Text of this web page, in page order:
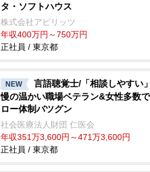
タ・ソフトハウス
株式会社アピリッツ
年収400万円～750万円
正社員 / 東京都
NEW
言語聴覚士/「相談しやすい
慢の温かい職場ベテラン&女性多数
ロー体制バツグン
社会医療法人財団 仁医会
年収351万3,600円～471万3,600円
正社員 / 東京都